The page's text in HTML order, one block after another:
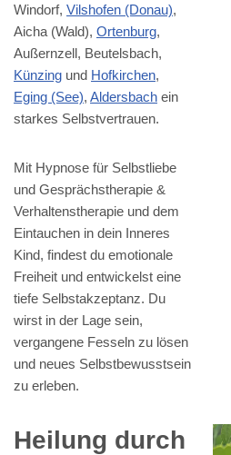
Windorf, Vilshofen (Donau),
Aicha (Wald), Ortenburg,
Außernzell, Beutelsbach,
Künzing und Hofkirchen,
Eging (See), Aldersbach ein
starkes Selbstvertrauen.
Mit Hypnose für Selbstliebe
und Gesprächstherapie &
Verhaltenstherapie und dem
Eintauchen in dein Inneres
Kind, findest du emotionale
Freiheit und entwickelst eine
tiefe Selbstakzeptanz. Du
wirst in der Lage sein,
vergangene Fesseln zu lösen
und neues Selbstbewusstsein
zu erleben.
Heilung durch